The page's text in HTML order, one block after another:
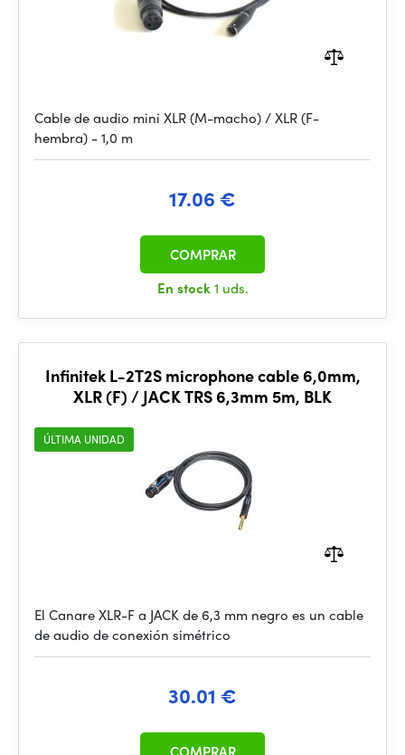
Cable de audio mini XLR (M-macho) / XLR (F-
hembra) - 1,0 m
17.06 €
En stock1 uds.
COMPRAR
Infinitek L-2T2S microphone cable 6,0mm,
XLR (F) / JACK TRS 6,3mm 5m, BLK
ÚLTIMA UNIDAD
El Canare XLR-F a JACK de 6,3 mm negro es un cable
de audio de conexión simétrico
30.01 €